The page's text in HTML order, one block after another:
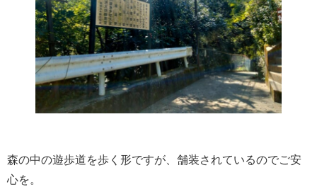
森の中の遊歩道を歩く形ですが、舗装されているのでご安
心を。